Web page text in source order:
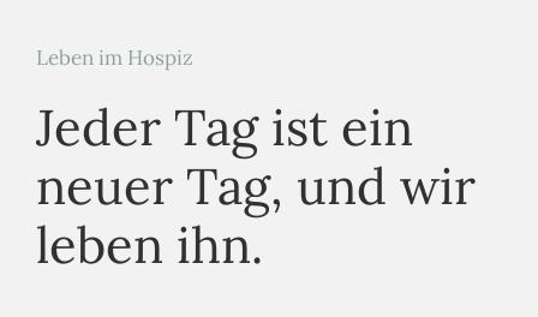
Leben im Hospiz
Jeder Tag ist ein
neuer Tag, und wir
leben ihn.